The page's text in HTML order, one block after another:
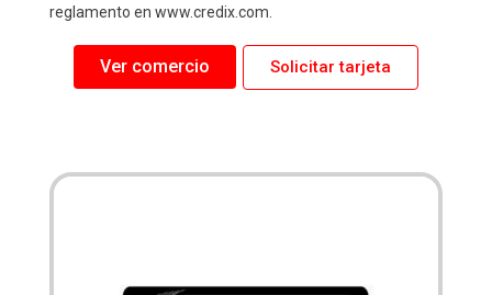
reglamento en www.credix.com.
Ver comercio Solicitar tarjeta